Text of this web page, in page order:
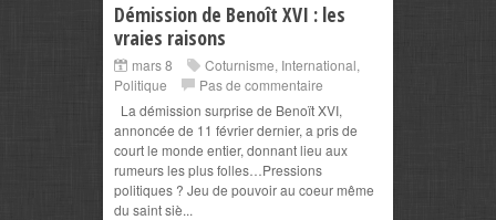
Démission de Benoît XVI : les
vraies raisons
mars 8 Coturnisme, International,
Politique
Pas de commentaire
La démission surprise de Benoït XVI,
annoncée de 11 février dernier, a pris de
court le monde entier, donnant lieu aux
rumeurs les plus folles…Pressions
politiques ? Jeu de pouvoir au coeur même
du saint siè...